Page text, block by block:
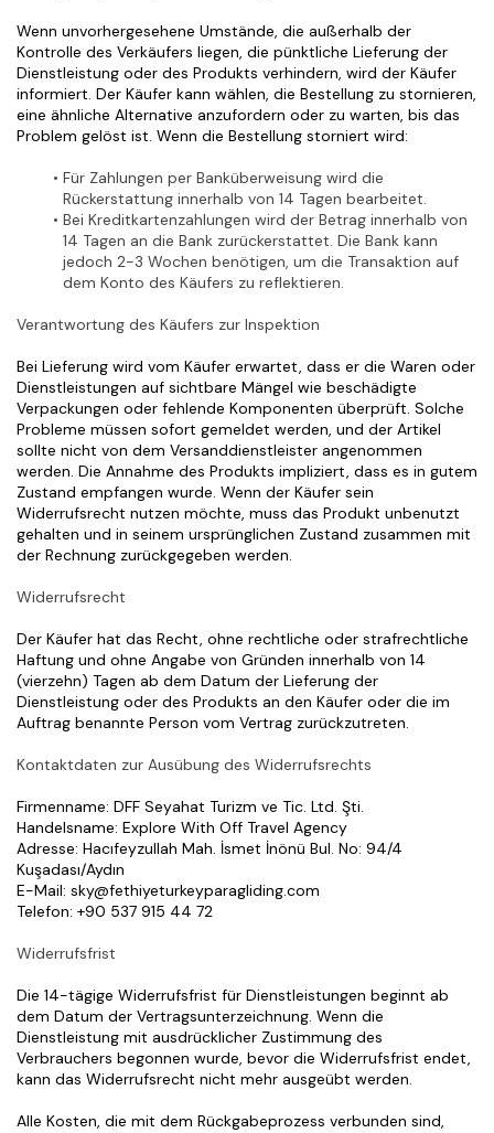
Wenn unvorhergesehene Umstände, die außerhalb der
Kontrolle des Verkäufers liegen, die pünktliche Lieferung der
Dienstleistung oder des Produkts verhindern, wird der Käufer
informiert. Der Käufer kann wählen, die Bestellung zu stornieren,
eine ähnliche Alternative anzufordern oder zu warten, bis das
Problem gelöst ist. Wenn die Bestellung storniert wird:
Für Zahlungen per Banküberweisung wird die
Rückerstattung innerhalb von 14 Tagen bearbeitet.
Bei Kreditkartenzahlungen wird der Betrag innerhalb von
14 Tagen an die Bank zurückerstattet. Die Bank kann
jedoch 2-3 Wochen benötigen, um die Transaktion auf
dem Konto des Käufers zu reflektieren.
Verantwortung des Käufers zur Inspektion
Bei Lieferung wird vom Käufer erwartet, dass er die Waren oder
Dienstleistungen auf sichtbare Mängel wie beschädigte
Verpackungen oder fehlende Komponenten überprüft. Solche
Probleme müssen sofort gemeldet werden, und der Artikel
sollte nicht von dem Versanddienstleister angenommen
werden. Die Annahme des Produkts impliziert, dass es in gutem
Zustand empfangen wurde. Wenn der Käufer sein
Widerrufsrecht nutzen möchte, muss das Produkt unbenutzt
gehalten und in seinem ursprünglichen Zustand zusammen mit
der Rechnung zurückgegeben werden.
Widerrufsrecht
Der Käufer hat das Recht, ohne rechtliche oder strafrechtliche
Haftung und ohne Angabe von Gründen innerhalb von 14
(vierzehn) Tagen ab dem Datum der Lieferung der
Dienstleistung oder des Produkts an den Käufer oder die im
Auftrag benannte Person vom Vertrag zurückzutreten.
Kontaktdaten zur Ausübung des Widerrufsrechts
Firmenname: DFF Seyahat Turizm ve Tic. Ltd. Şti.
Handelsname: Explore With Off Travel Agency
Adresse: Hacıfeyzullah Mah. İsmet İnönü Bul. No: 94/4
Kuşadası/Aydın
E-Mail: sky@fethiyeturkeyparagliding.com
Telefon: +90 537 915 44 72
Widerrufsfrist
Die 14-tägige Widerrufsfrist für Dienstleistungen beginnt ab
dem Datum der Vertragsunterzeichnung. Wenn die
Dienstleistung mit ausdrücklicher Zustimmung des
Verbrauchers begonnen wurde, bevor die Widerrufsfrist endet,
kann das Widerrufsrecht nicht mehr ausgeübt werden.
Alle Kosten, die mit dem Rückgabeprozess verbunden sind,